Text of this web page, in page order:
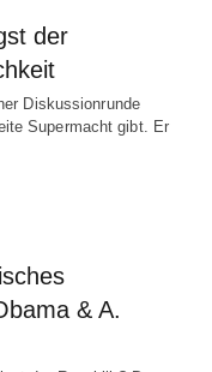
der
Diskussionrunde
Supermacht gibt. Er
& A.